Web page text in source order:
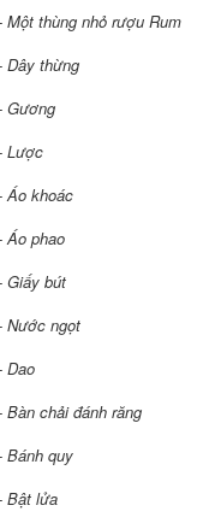
Một thùng nhỏ rượu Rum
Dây thừng
Gương
Lược
Áo khoác
Áo phao
Giấy bút
Nước ngọt
Dao
Bàn chải đánh răng
Bánh quy
Bật lửa